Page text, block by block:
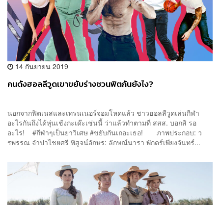
14 กันยายน 2019
คนดังฮอลลีวูดเขาขยับร่างชวนฟิตกันยังไง?
นอกจากฟิตเนสและเทรนเนอร์จอมโหดแล้ว ชาวฮอลลีวูดเล่นกีฬา
อะไรกันถึงได้หุ่นเช้งกะเด๊ะเช่นนี้ ว่าแล้วทำตามที่ สสส. บอกสิ รอ
อะไร! #กีฬาๆเป็นยาวิเศษ #ขยับกันเถอะเธอ! ภาพประกอบ: ว
รพรรณ จำปาไชยศรี พิสูจน์อักษร: ลักษณ์นารา พักตร์เพียงจันทร์...